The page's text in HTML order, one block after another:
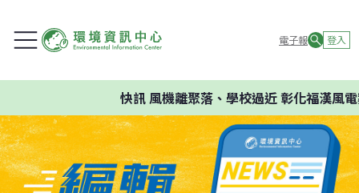
電子報 登入
快訊風機離聚落、學校過近 彰化福漢風電